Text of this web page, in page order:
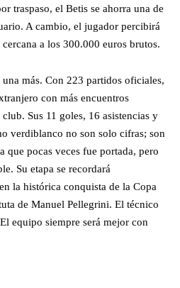
traspaso, el Betis se ahorra una de
A cambio, el jugador percibirá
a los 300.000 euros brutos.
más. Con 223 partidos oficiales,
con más encuentros
Sus 11 goles, 16 asistencias y
verdiblanco no son solo cifras; son
que pocas veces fue portada, pero
Su etapa se recordará
la histórica conquista de la Copa
de Manuel Pellegrini. El técnico
equipo siempre será mejor con